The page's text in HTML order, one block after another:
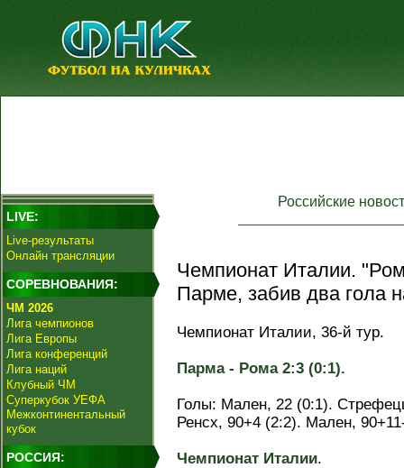
LIVE:
Live-результаты
Онлайн трансляции
СОРЕВНОВАНИЯ:
ЧМ 2026
Лига чемпионов
Лига Европы
Лига конференций
Лига наций
Клубный ЧМ
Суперкубок УЕФА
Межконтинентальный
кубок
РОССИЯ:
Российские
Чемпионат Италии.
Парме, забив два гола
Чемпионат Италии, 36-й тур.
Парма - Рома 2:3 (0:1).
Голы: Мален, 22 (0:1).
Ренсх, 90+4 (2:2). Мален,
Чемпионат Италии.